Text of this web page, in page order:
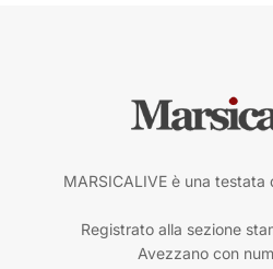
MARSICALIVE è una
Registrato alla sezione
Avezzano con